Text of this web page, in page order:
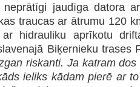
jaudīga datora
traucas ar ātrumu 120
hidrauliku aprīkotu
Biķernieku trases
riskanti. Ja katram
ieliks kādam pierē ar